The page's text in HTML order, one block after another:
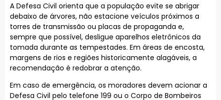
A Defesa Civil orienta que a população evite se abrigar
debaixo de árvores, não estacione veículos próximos a
torres de transmissão ou placas de propaganda e,
sempre que possível, desligue aparelhos eletrônicos da
tomada durante as tempestades. Em áreas de encosta,
margens de rios e regiões historicamente alagáveis, a
recomendação é redobrar a atenção.
Em caso de emergência, os moradores devem acionar a
Defesa Civil pelo telefone 199 ou o Corpo de Bombeiros